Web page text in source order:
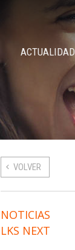
ACTUALIDAD
VOLVER
NOTICIAS
LKS NEXT